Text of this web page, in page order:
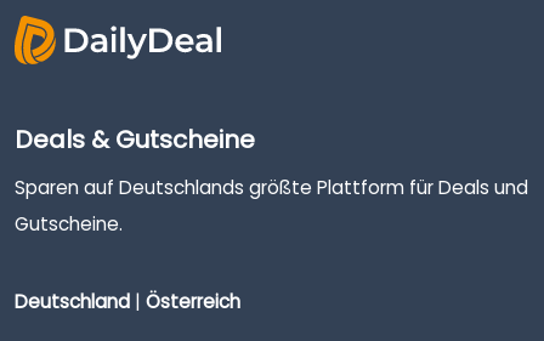
Deals & Gutscheine
Sparen auf Deutschlands größte Plattform für Deals und
Gutscheine.
Deutschland | Österreich